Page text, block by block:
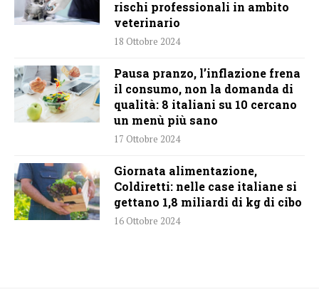
rischi professionali in ambito
veterinario
18 Ottobre 2024
Pausa pranzo, l’inflazione frena
il consumo, non la domanda di
qualità: 8 italiani su 10 cercano
un menù più sano
17 Ottobre 2024
Giornata alimentazione,
Coldiretti: nelle case italiane si
gettano 1,8 miliardi di kg di cibo
16 Ottobre 2024